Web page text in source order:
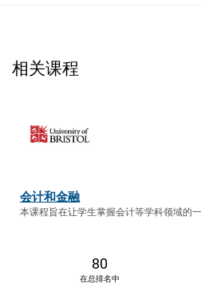
相关课程
会计和金融
本课程旨在让学生掌握会计等学科领域的
80
在总排名中